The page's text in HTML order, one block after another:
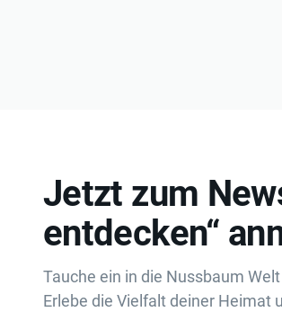
Jetzt zum
entdecken“
Tauche ein in die Nussbaum
Erlebe die Vielfalt deiner Heimat